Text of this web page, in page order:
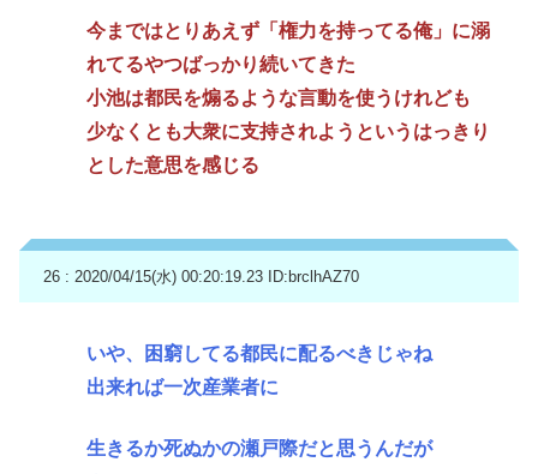
今まではとりあえず「権力を持ってる俺」に溺
れてるやつばっかり続いてきた
小池は都民を煽るような言動を使うけれども
少なくとも大衆に支持されようというはっきり
とした意思を感じる
26 : 2020/04/15(水) 00:20:19.23 ID:brclhAZ70
いや、困窮してる都民に配るべきじゃね
出来れば一次産業者に
生きるか死ぬかの瀬戸際だと思うんだが